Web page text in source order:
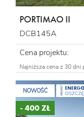
PORTIMAO II
DCB145A
Cena projektu:
Najniższa cena z 30 dni
NOWOŚĆ PROJEKT ENERGO
- 400 ZŁ